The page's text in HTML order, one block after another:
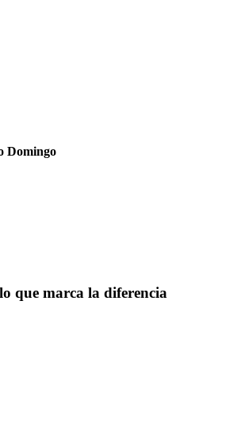
Domingo
que marca la diferencia